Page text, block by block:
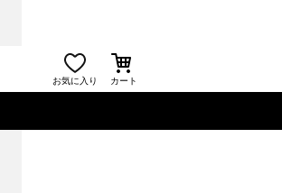
お気に入り カート